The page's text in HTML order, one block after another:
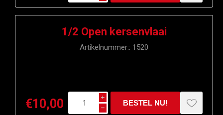
1/2 Open kersenvlaai
Artikelnummer:: 1520
€10,00 i
h